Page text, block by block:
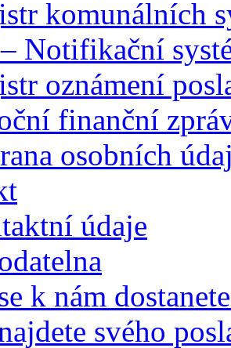
komunálních
Notifikační
oznámení
finanční
osobních
údaje
k nám
svého